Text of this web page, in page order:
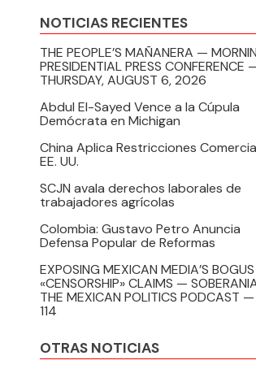
NOTICIAS RECIENTES
THE PEOPLE’S MAÑANERA —
PRESIDENTIAL PRESS CONFERENCE
THURSDAY, AUGUST 6, 2026
Abdul El-Sayed Vence a la Cúpula
Demócrata en Michigan
China Aplica Restricciones
EE. UU.
SCJN avala derechos laborales de
trabajadores agrícolas
Colombia: Gustavo Petro Anuncia
Defensa Popular de Reformas
EXPOSING MEXICAN MEDIA’S BOGUS
«CENSORSHIP» CLAIMS —
THE MEXICAN POLITICS PODCAST —
114
OTRAS NOTICIAS